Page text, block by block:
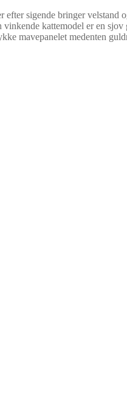
sigende bringer
kattemodel er en
mavepanelet medenten